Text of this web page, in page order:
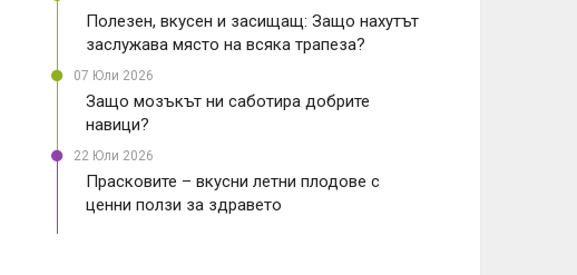
Полезен, вкусен и засищащ: Защо нахутът
заслужава място на всяка трапеза?
07 Юли 2026
Защо мозъкът ни саботира добрите
навици?
22 Юли 2026
Прасковите – вкусни летни плодове с
ценни ползи за здравето